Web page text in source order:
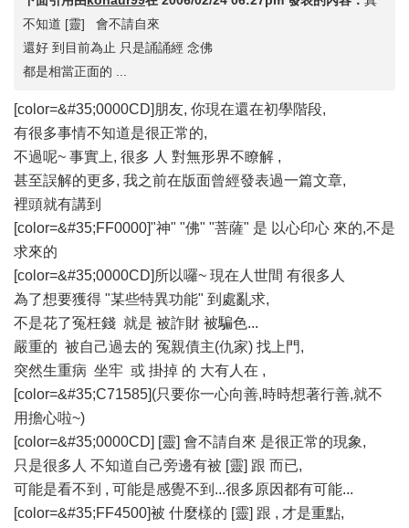
不知道 [靈] 會不請自來
還好 到目前為止 只是誦誦經 念佛
都是相當正面的 ...
[color=&#35;0000CD]朋友, 你現在還在初學階段,
有很多事情不知道是很正常的,
不過呢~ 事實上, 很多 人 對無形界不瞭解 ,
甚至誤解的更多, 我之前在版面曾經發表過一篇文章,
裡頭就有講到
[color=&#35;FF0000]"神" "佛" "菩薩" 是 以心印心 來的,不是
求來的
[color=&#35;0000CD]所以囉~ 現在人世間 有很多人
為了想要獲得 "某些特異功能" 到處亂求,
不是花了冤枉錢 就是 被詐財 被騙色...
嚴重的 被自己過去的 冤親債主(仇家) 找上門,
突然生重病 坐牢 或 掛掉 的 大有人在 ,
[color=&#35;C71585](只要你一心向善,時時想著行善,就不
用擔心啦~)
[color=&#35;0000CD] [靈] 會不請自來 是很正常的現象,
只是很多人 不知道自己旁邊有被 [靈] 跟 而已,
可能是看不到 , 可能是感覺不到...很多原因都有可能...
[color=&#35;FF4500]被 什麼樣的 [靈] 跟 , 才是重點,